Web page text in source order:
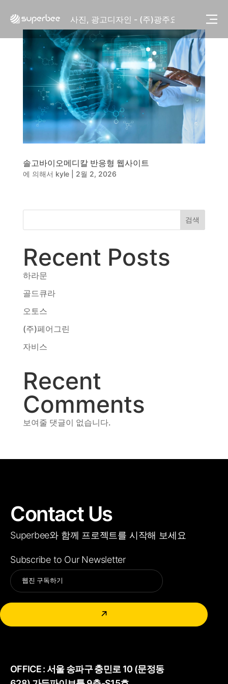
사진, 광고디자인 - (주)광주요
웹사이트 - (주)세스코
제품디자인 - 삼성전자㈜
동영상, CI - 카피어랜드㈜
동영상, 홈페이지 - (주)분독
동영상, 카탈로그 - 피자마루
웹사이트 - 백조씽크
사진, 광고디자인 - 중외제약
패키지, 디자인 - 고려은단
동영상 - (주)듀오백
동영상 - ㈜고피자
동영상 - 삼양홀딩스
동영상 - 킷캣
동영상, 홈페이지 - (주)분독
동영상, 카탈로그 - 피자마루
솔고바이오메디칼 반응형 웹사이트
에 의해서 kyle| 2월 2, 2026
검색
Recent Posts
하라문
골드큐라
오토스
(주)페어그린
자비스
Recent
Comments
보여줄 댓글이 없습니다.
Contact Us
Superbee와 함께 프로젝트를 시작해 보세요
Subscribe to Our Newsletter
↗
Alternative:
OFFICE :서울 송파구 충민로 10 (문정동